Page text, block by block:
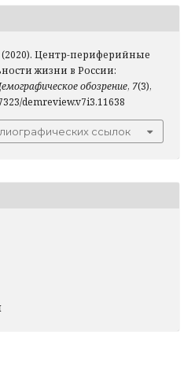
Центр-периферийные
жизни в России:
обозрение, 7(3),
demreview.v7i3.11638
ссылок